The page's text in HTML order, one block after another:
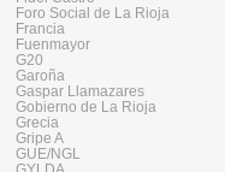
Foro Social de La Rioja
Francia
Fuenmayor
G20
Garoña
Gaspar Llamazares
Gobierno de La Rioja
Grecia
Gripe A
GUE/NGL
GYLDA